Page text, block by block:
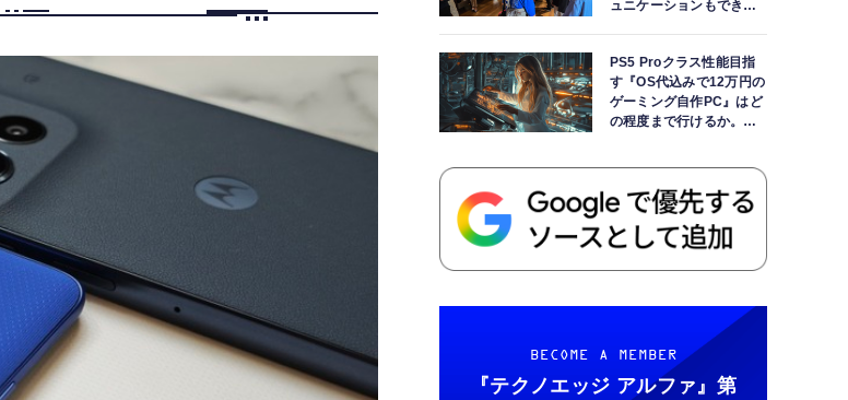
ュニケーションもできま
PS5 Proクラス性能目指
す『OS代込みで12万円の
ゲーミング自作PC』はど
の程度まで行けるか。
BECOME A MEMBER
『テクノエッジ アルファ』 第